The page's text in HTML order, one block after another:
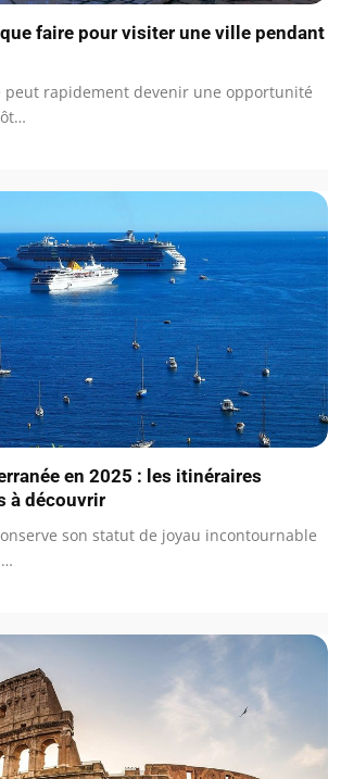
faire pour visiter une ville pendant
peut rapidement devenir une opportunité
en 2025 : les itinéraires
à découvrir
son statut de joyau incontournable